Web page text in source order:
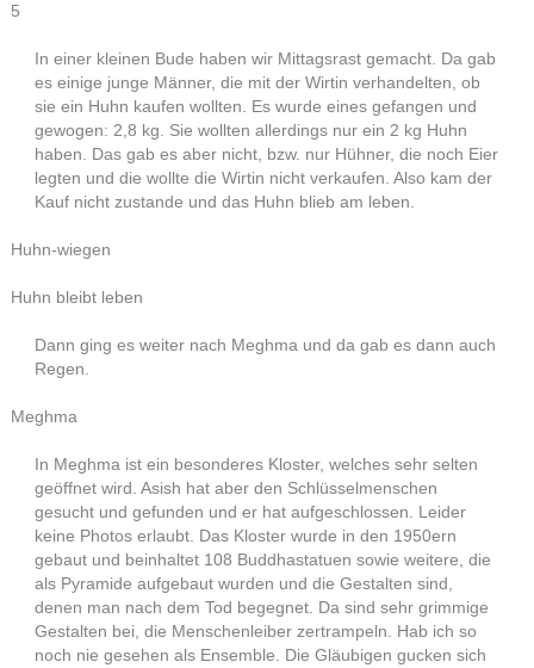
5
In einer kleinen Bude haben wir Mittagsrast gemacht. Da gab
es einige junge Männer, die mit der Wirtin verhandelten, ob
sie ein Huhn kaufen wollten. Es wurde eines gefangen und
gewogen: 2,8 kg. Sie wollten allerdings nur ein 2 kg Huhn
haben. Das gab es aber nicht, bzw. nur Hühner, die noch Eier
legten und die wollte die Wirtin nicht verkaufen. Also kam der
Kauf nicht zustande und das Huhn blieb am leben.
Huhn-wiegen
Huhn bleibt leben
Dann ging es weiter nach Meghma und da gab es dann auch
Regen.
Meghma
In Meghma ist ein besonderes Kloster, welches sehr selten
geöffnet wird. Asish hat aber den Schlüsselmenschen
gesucht und gefunden und er hat aufgeschlossen. Leider
keine Photos erlaubt. Das Kloster wurde in den 1950ern
gebaut und beinhaltet 108 Buddhastatuen sowie weitere, die
als Pyramide aufgebaut wurden und die Gestalten sind,
denen man nach dem Tod begegnet. Da sind sehr grimmige
Gestalten bei, die Menschenleiber zertrampeln. Hab ich so
noch nie gesehen als Ensemble. Die Gläubigen gucken sich